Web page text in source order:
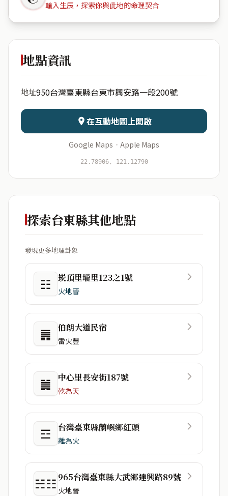
輸入生辰，探索你與此地的命理契合
950台灣
出生時辰
地點資訊
地址950台灣臺東縣台東市興安路一段200號
在互動地圖上開啟
Google Maps · Apple Maps
22.78906, 121.12790
探索台東縣其他地點
發現更多地理卦象
☷ 崁頂里壠里123之1號
火地晉
䷠ 伯朗大道民宿
雷火豐
䷛ 中心里長安街187號
乾為天
☲ 台灣臺東縣蘭嶼鄉紅頭
離為火
☵☷ 965台灣臺東縣大武鄉達興路89號
火地晉